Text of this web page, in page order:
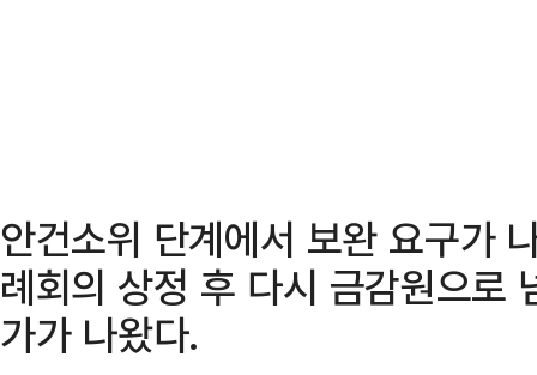
안건소위 단계에서 보완 요구가
례회의 상정 후 다시 금감원으로
가가 나왔다.